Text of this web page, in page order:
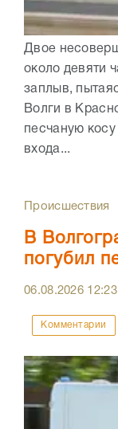
Двое
около девяти
заплыв,
Волги в
песчаную
входа...
Происшествия
В
погубил
06.08.2026 12:23
Комментарии